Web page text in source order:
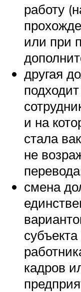
работу
или при
другая
и на
стала
не
смена
кадров